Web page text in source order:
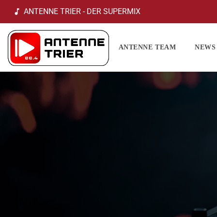
music_note ANTENNE TRIER - DER SUPERMIX
ANTENNE TEAM NEWS